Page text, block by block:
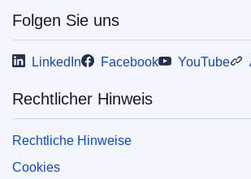
Folgen Sie uns
LinkedIn Facebook YouTube
Rechtlicher Hinweis
Rechtliche Hinweise
Cookies